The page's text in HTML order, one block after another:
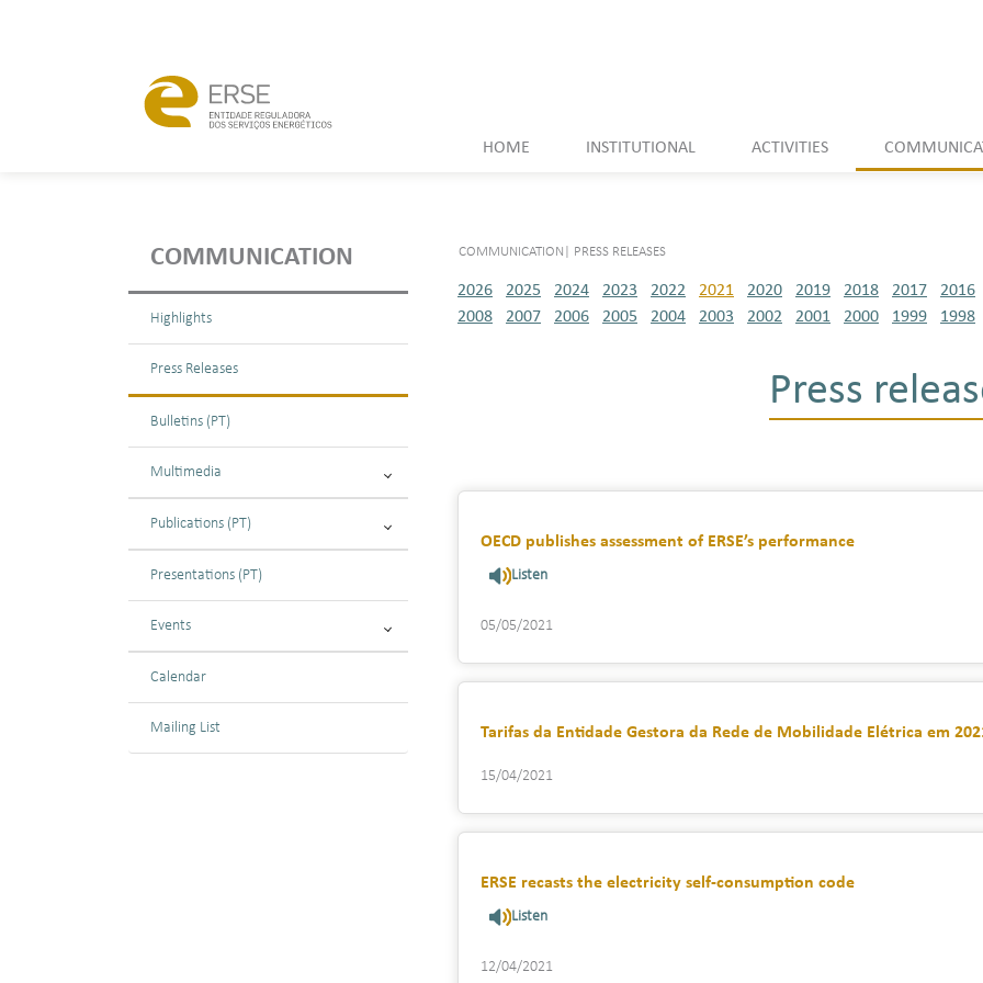
HOME INSTITUTIONAL ACTIVITIES
COMMUNICATION
Highlights
Press Releases
Bulletins (PT)
Multimedia
Publications (PT)
Presentations (PT)
Events
Calendar
Mailing List
COMMUNICATION PRESS RELEASES
2026 2025 2024 2023 2022 2021 2020 2019 2018 2017
2016
2008
2007 2006 2005 2004 2003 2002 2001 2000 1999 1998
Press
OECD publishes assessment of ERSE’s performance
Listen
05/05/2021
Tarifas da Entidade Gestora da Rede de Mobilidade Elétrica em
15/04/2021
ERSE recasts the electricity self-consumption code
Listen
12/04/2021